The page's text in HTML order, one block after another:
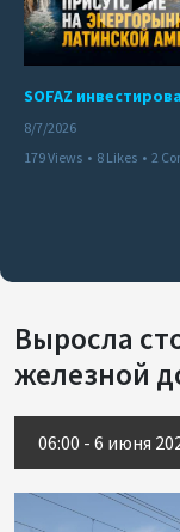
8/7/2026
179 Views • 8 Likes • 2
Выросла
железной
06:00 - 6 июня